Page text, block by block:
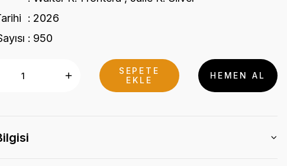
2026
950
SEPETE
EKLE
HEMEN AL